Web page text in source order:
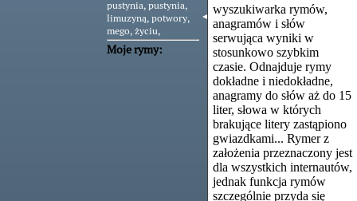
pustynia,pustynia,
limuzyną,potwory,
mego,życiu,
Moje rymy:
◄
wyszukiwarka rymów,
anagramów i słów
serwująca wyniki w
stosunkowo szybkim
czasie. Odnajduje rymy
dokładne i niedokładne,
anagramy do słów aż do 15
liter, słowa w których
brakujące litery zastąpiono
gwiazdkami... Rymer z
założenia przeznaczony jest
dla wszystkich internautów,
jednak funkcja rymów
szczególnie przyda się